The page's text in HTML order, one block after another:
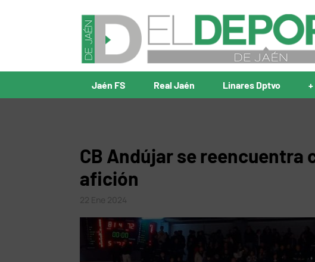
Jaén FS Real Jaén Linares Dptvo
CB Andújar se reencuentra
afición